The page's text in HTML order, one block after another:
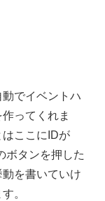
でイベントハ
ってくれま
ここにIDが
ボタンを押した
動を書いていけ
。